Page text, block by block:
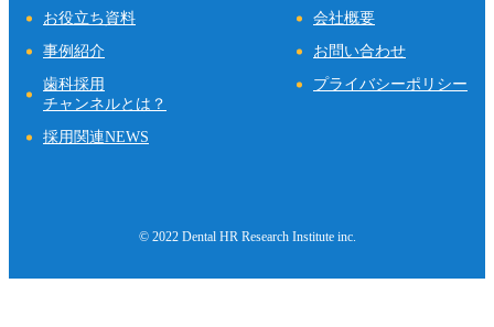
お役立ち資料
事例紹介
歯科採用
チャンネルとは？
採用関連NEWS
会社概要
お問い合わせ
プライバシーポリシー
© 2022 Dental HR Research Institute inc.